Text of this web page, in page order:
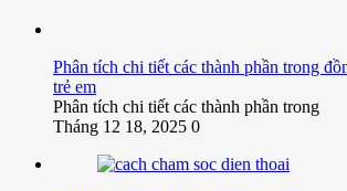
Phân tích chi tiết các thành phần trong
trẻ em
Phân tích chi tiết các thành phần trong
Tháng 12 18, 2025 0